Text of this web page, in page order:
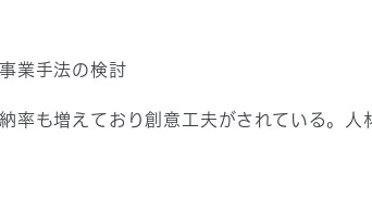
業手法の検討
率も増えており創意工夫がされている。